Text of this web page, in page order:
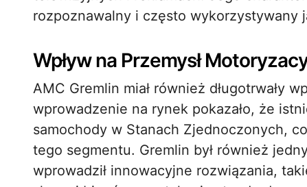
rozpoznawalny i często wykorzystywany
Wpływ na Przemysł
AMC Gremlin miał również długotrwały
wprowadzenie na rynek pokazało, że
samochody w Stanach Zjednoczonych,
tego segmentu. Gremlin był również
wprowadził innowacyjne rozwiązania,